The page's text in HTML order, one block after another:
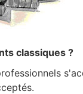
classiques ?